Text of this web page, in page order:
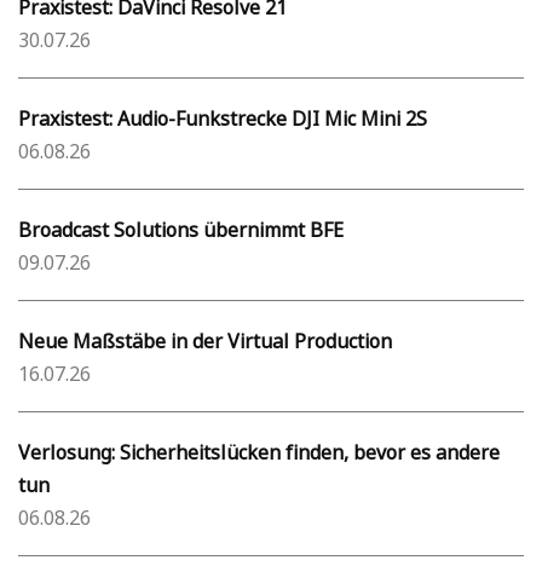
Praxistest: DaVinci Resolve 21
30.07.26
Praxistest: Audio-Funkstrecke DJI Mic Mini 2S
06.08.26
Broadcast Solutions übernimmt BFE
09.07.26
Neue Maßstäbe in der Virtual Production
16.07.26
Verlosung: Sicherheitslücken finden, bevor es andere
tun
06.08.26